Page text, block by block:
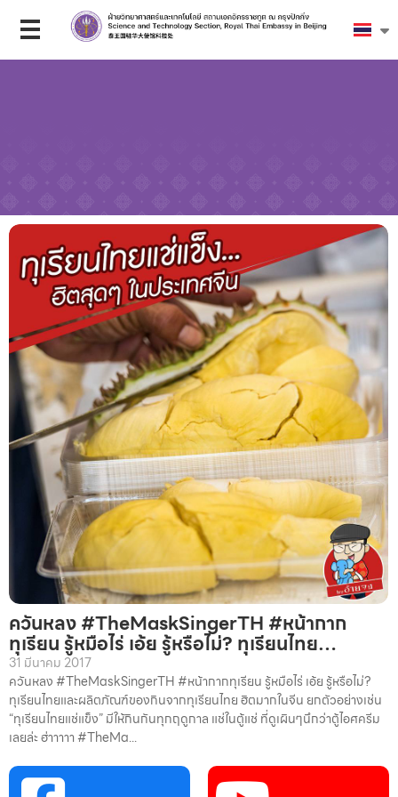
ควันหลง #TheMaskSingerTH #หน้ากาก
ทุเรียน รู้หมือไร่ เอ้ย รู้หรือไม่? ทุเรียนไทย…
31 มีนาคม 2017
ควันหลง #TheMaskSingerTH #หน้ากากทุเรียน รู้หมือไร่ เอ้ย รู้หรือไม่?
ทุเรียนไทยและผลิตภัณฑ์ของกินจากทุเรียนไทย ฮิตมากในจีน ยกตัวอย่างเช่น
“ทุเรียนไทยแช่แข็ง” มีให้กินกันทุกฤดูกาล แช่ในตู้แช่ ที่ดูเผินๆนึกว่าตู้ไอศครีม
เลยล่ะ ฮ่าาาาา #TheMa...